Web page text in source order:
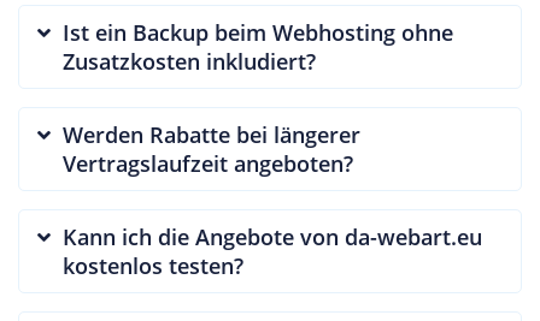
Ist ein Backup beim Webhosting ohne
Zusatzkosten inkludiert?
Werden Rabatte bei längerer
Vertragslaufzeit angeboten?
Kann ich die Angebote von da-webart.eu
kostenlos testen?